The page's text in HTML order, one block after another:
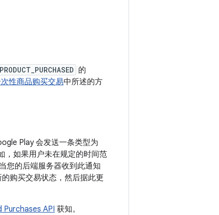
的
性商品购买交易中所述的方
Play 会发送一条类型为
，如果用户未在规定的时间范
您的后端服务器收到此通知
购买交易状态，然后据此更
Purchases API 获知。